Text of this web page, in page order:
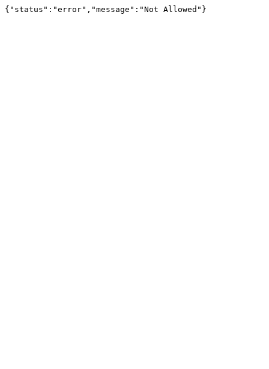
{"status":"error","message":"Not Allowed"}